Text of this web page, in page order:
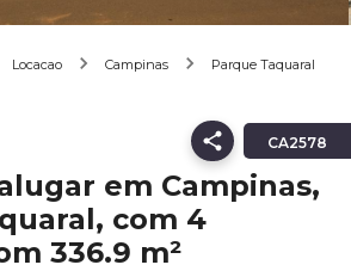
Locacao Campinas
Parque Taquaral
CA2578
em Campinas,
com 4
336.9 m²